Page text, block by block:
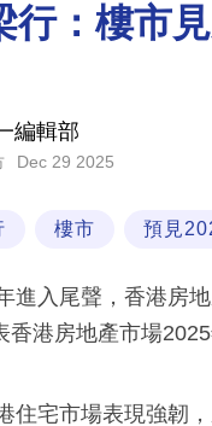
行：樓市
編輯部
Dec 29 2025
樓市 預見
進入尾聲，香港房
香港房地產市場
住宅市場表現強韌